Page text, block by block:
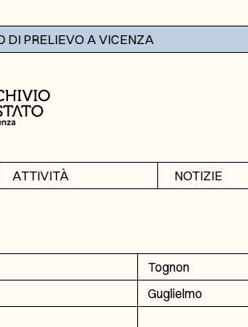
A VICENZA
ATTIVITÀ
NOTIZIE
Tognon
Guglielmo